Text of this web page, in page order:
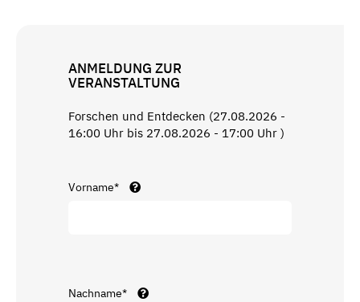
ANMELDUNG ZUR
VERANSTALTUNG
Forschen und Entdecken (27.08.2026 -
16:00 Uhr bis 27.08.2026 - 17:00 Uhr )
Vorname*
Nachname*